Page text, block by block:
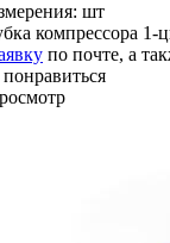
шт
компрессора
по почте, а